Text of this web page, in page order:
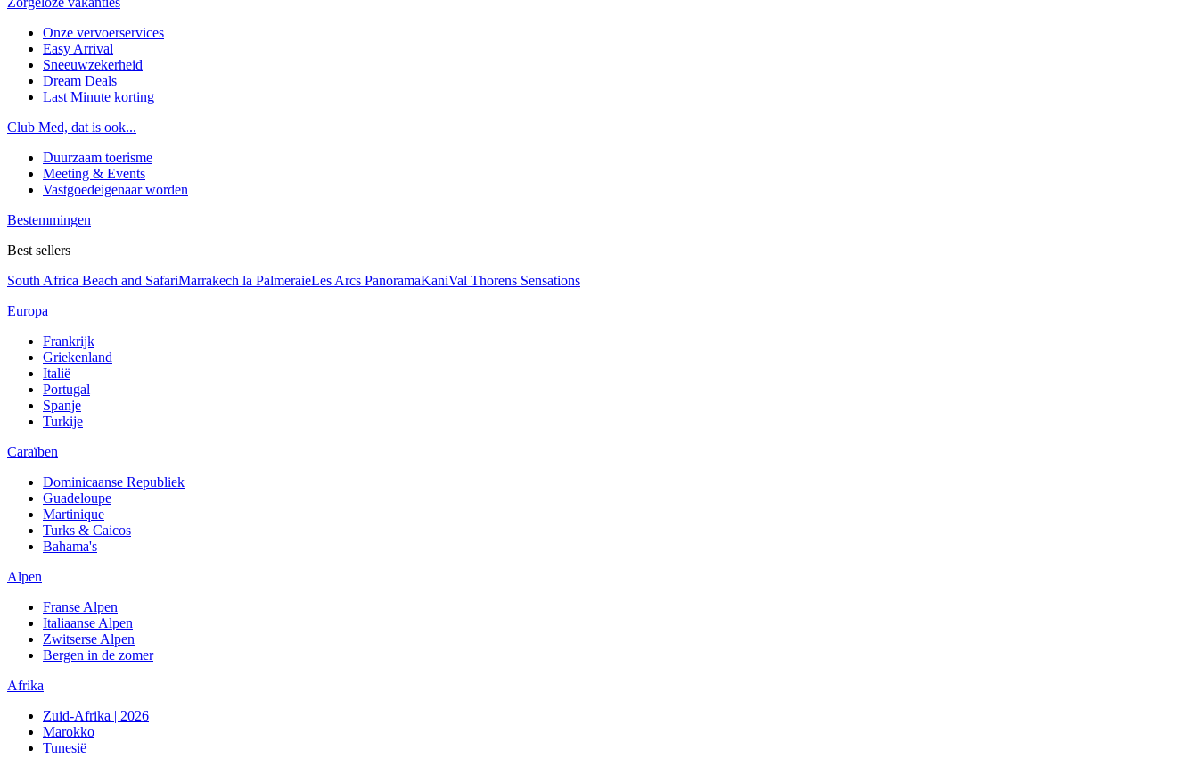
Onze vervoerservices
Easy Arrival
Sneeuwzekerheid
Dream Deals
Last Minute korting
Club Med, dat is ook...
Duurzaam toerisme
Meeting & Events
Vastgoedeigenaar worden
Bestemmingen
Best sellers
South Africa Beach and SafariMarrakech la PalmeraieLes Arcs PanoramaKaniVal Thorens Sensations
Europa
Frankrijk
Griekenland
Italië
Portugal
Spanje
Turkije
Caraïben
Dominicaanse Republiek
Guadeloupe
Martinique
Turks & Caicos
Bahama's
Alpen
Franse Alpen
Italiaanse Alpen
Zwitserse Alpen
Bergen in de zomer
Afrika
Zuid-Afrika | 2026
Marokko
Tunesië